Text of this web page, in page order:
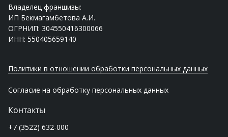
Владелец франшизы:
ИП Бекмагамбетова А.И.
ОГРНИП: 304550416300066
ИНН: 550405659140
Политики в отношении обработки персональных данных
Согласие на обработку персональных данных
Контакты
+7 (3522) 632-000